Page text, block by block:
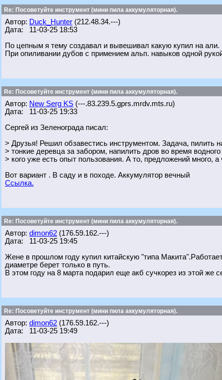
Re: Посоветуйте инструмент (мини пила аккумуляторная).
Автор: Duck_Hunter (212.48.34.---)
Дата: 11-03-25 18:53
По цепным я тему создавал и вывешивал какую купил на
При опиливании дубов с примением альп. навыков одной
Re: Посоветуйте инструмент (мини пила аккумуляторная).
Автор: New Serg KS (---.83.239.5.gprs.mrdv.mts.ru)
Дата: 11-03-25 19:33
Сергей из Зеленограда писал:
> Друзья! Решил обзавестись инструментом. Задача, пилить
> тонкие деревца за забором, напилить дров во время
> кого уже есть опыт пользования. А то, предложений много,
Вот вариант . В саду и в походе. Аккумулятор вечный
Ссылка.
Re: Посоветуйте инструмент (мини пила аккумуляторная).
Автор: dimon62 (176.59.162.---)
Дата: 11-03-25 19:45
Жене в прошлом году купил китайскую "типа
диаметре берет только в путь.
В этом году на 8 марта подарил еще акб сучкорез из этой же
Re: Посоветуйте инструмент (мини пила аккумуляторная).
Автор: dimon62 (176.59.162.---)
Дата: 11-03-25 19:49